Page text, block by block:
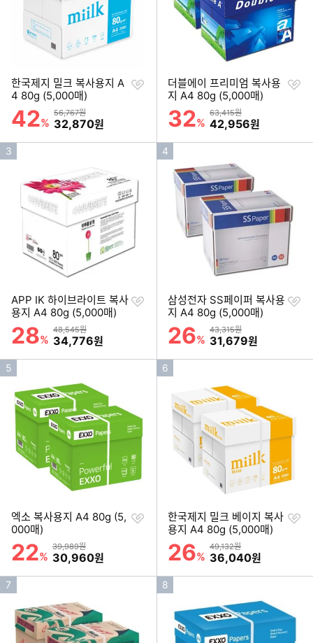
한국제지 밀크 복사용지 A
4 80g (5,000매)
할인률
42%
상품금액
56,767원
할인금액
32,870원
찜
더블에이 프리미엄 복사용
지 A4 80g (5,000매)
할인률
32%
상품금액
63,415원
할인금액
42,956원
찜
인
3
APP IK 하이브라이트 복사
용지 A4 80g (5,000매)
할인률
28%
상품금액
48,545원
할인금액
34,776원
찜
인
4
삼성전자 SS페이퍼 복사용
지 A4 80g (5,000매)
할인률
26%
상품금액
43,315원
할인금액
31,679원
찜
인
5
엑소 복사용지 A4 80g (5,
000매)
할인률
22%
상품금액
39,989원
할인금액
30,960원
찜
인
6
한국제지 밀크 베이지 복사
용지 A4 80g (5,000매)
할인률
26%
상품금액
49,132원
할인금액
36,040원
찜
인
7
인
8